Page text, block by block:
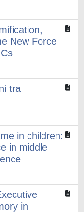
New Force
tra
in children:
in middle
in